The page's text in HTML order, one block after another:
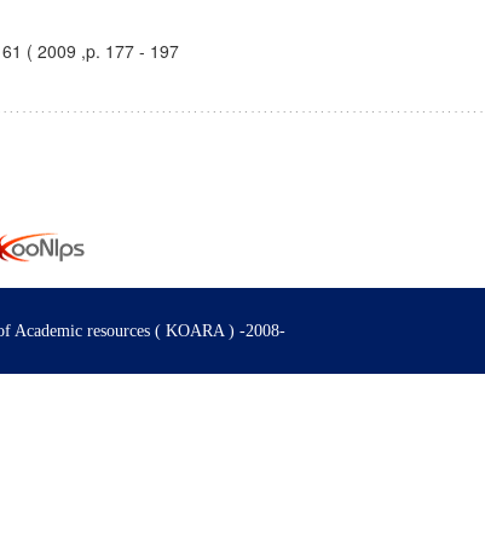
( 2009 ,p. 177 - 197
Academic resources ( KOARA ) -2008-